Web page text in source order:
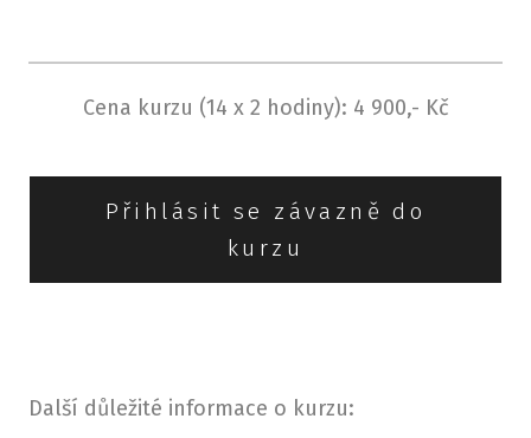
Cena kurzu (14 x 2 hodiny): 4 900,- Kč
Přihlásit se závazně do
kurzu
Další důležité informace o kurzu: